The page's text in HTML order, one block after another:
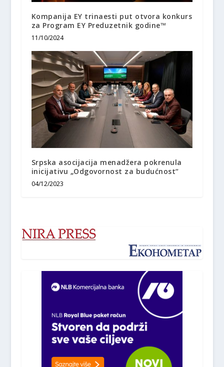
Kompanija EY trinaesti put otvora konkurs
za Program EY Preduzetnik godine™
11/10/2024
Srpska asocijacija menadžera pokrenula
inicijativu „Odgovornost za budućnost“
04/12/2023